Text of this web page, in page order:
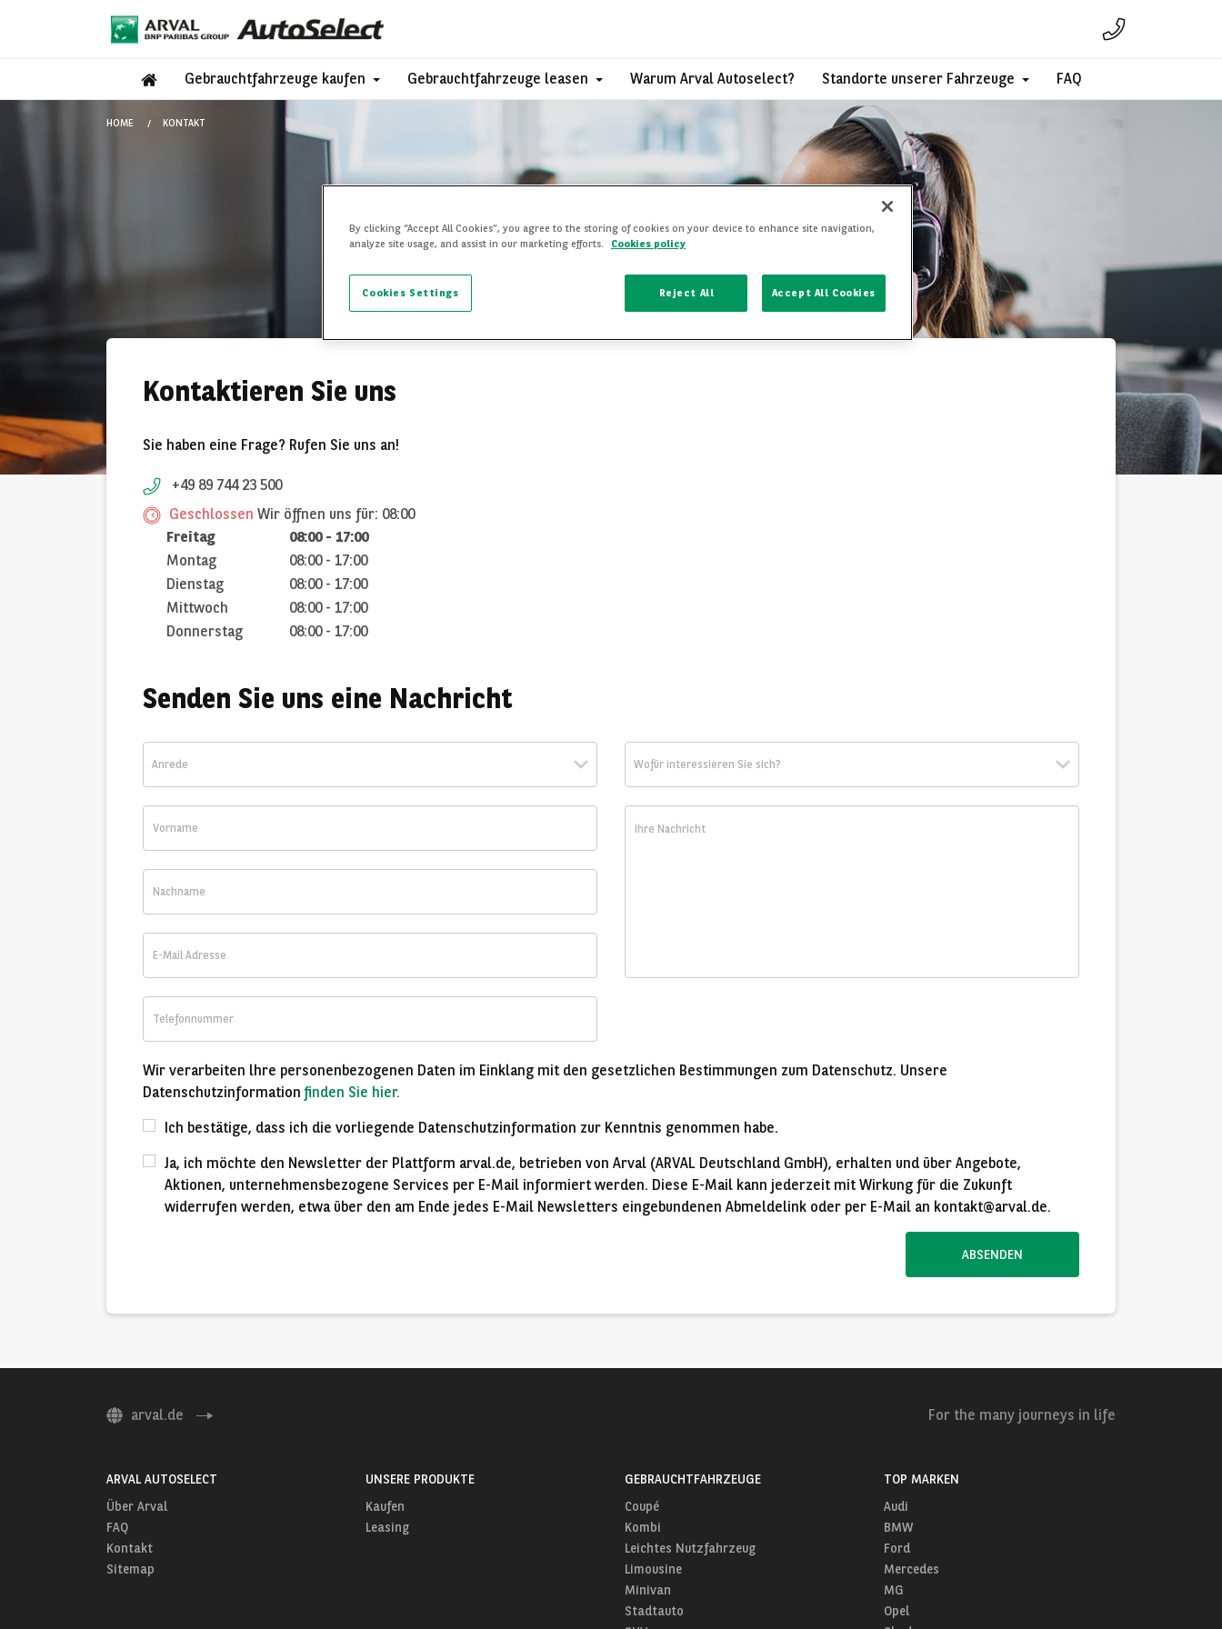
Gebrauchtfahrzeuge kaufen Gebrauchtfahrzeuge leasen Warum Arval Autoselect? Standorte unserer Fahrzeuge FAQ
HOME KONTAKT
Kontaktieren Sie uns
Kontaktieren Sie uns
Sie haben eine Frage? Rufen Sie uns an!
+49 89 744 23 500
Geschlossen Wir öffnen uns für: 08:00
Freitag
08:00 - 17:00
Montag
08:00 - 17:00
Dienstag
08:00 - 17:00
Mittwoch
08:00 - 17:00
Donnerstag
08:00 - 17:00
Senden Sie uns eine Nachricht
Anrede
Mail
Wofür interessieren Sie sich?
Nachricht
Wir verarbeiten lhre personenbezogenen Daten im Einklang mit den gesetzlichen Bestimmungen zum Datenschutz. Unsere
Datenschutzinformationfinden Sie hier.
Ich bestätige, dass ich die vorliegende Datenschutzinformation zur Kenntnis genommen habe.
Ja, ich möchte den Newsletter der Plattform arval.de, betrieben von Arval (ARVAL Deutschland GmbH), erhalten und über Angebote,
Aktionen, unternehmensbezogene Services per E-Mail informiert werden. Diese E-Mail kann jederzeit mit Wirkung für die Zukunft
widerrufen werden, etwa über den am Ende jedes E-Mail Newsletters eingebundenen Abmeldelink oder per E-Mail an kontakt@arval.de.
ABSENDEN
arval.de For the many journeys in life
ARVAL AUTOSELECT
Über Arval
FAQ
Kontakt
Sitemap
UNSERE PRODUKTE
Kaufen
Leasing
GEBRAUCHTFAHRZEUGE
Coupé
Kombi
Leichtes Nutzfahrzeug
Limousine
Minivan
Stadtauto
TOP MARKEN
Audi
BMW
Ford
Mercedes
MG
Opel
By clicking “Accept All Cookies”, you agree to the storing of cookies on your device to enhance site navigation,
analyze site usage, and assist in our marketing efforts.
Cookies policy
Reject All Accept All Cookies
Cookies Settings